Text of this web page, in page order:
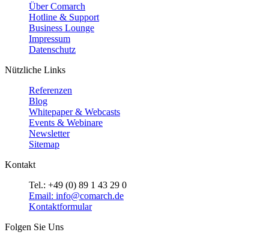
Über Comarch
Hotline & Support
Business Lounge
Impressum
Datenschutz
Nützliche Links
Referenzen
Blog
Whitepaper & Webcasts
Events & Webinare
Newsletter
Sitemap
Kontakt
Tel.: +49 (0) 89 1 43 29 0
Email: info@comarch.de
Kontaktformular
Folgen Sie Uns